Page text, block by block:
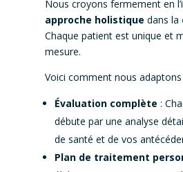
Nous croyons fermement en
approche holistique dans la
Chaque patient est unique et
mesure.
Voici comment nous
Évaluation complète :
débute par une analyse
de santé et de vos
Plan de traitement